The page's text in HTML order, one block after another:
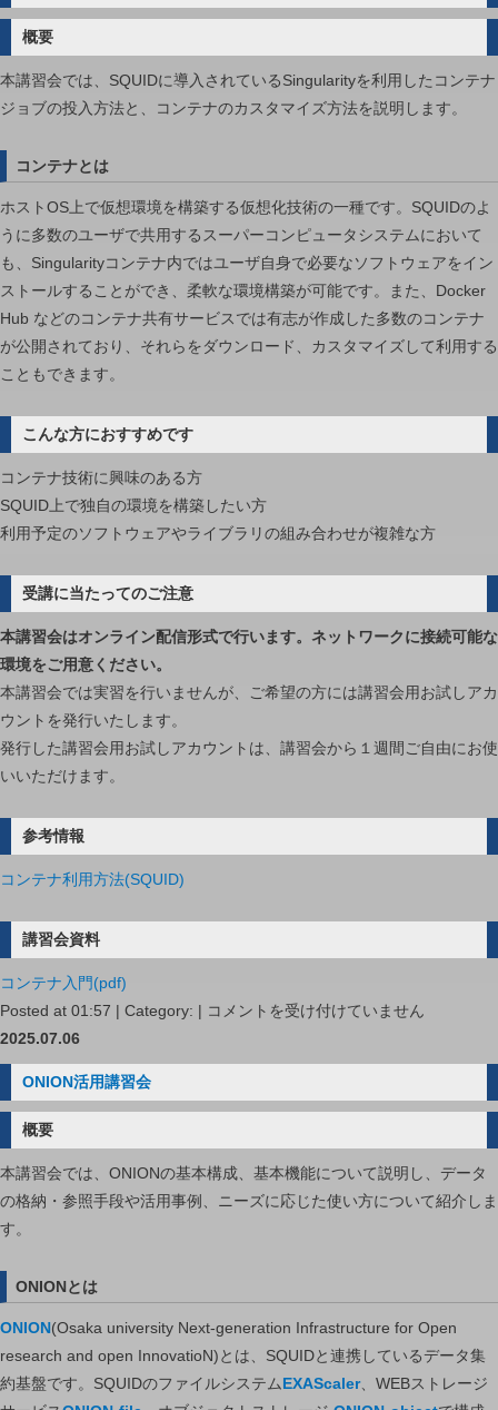
性
能
計
テ
を
用
ハ
ン
オ
−
概要
本講習会では、SQUIDに導入されているSingularityを利用したコンテナ
ジョブの投入方法と、コンテナのカスタマイズ方法を説明します。
コンテナとは
ホストOS上で仮想環境を構築する仮想化技術の一種です。SQUIDのよ
うに多数のユーザで共用するスーパーコンピュータシステムにおいて
も、Singularityコンテナ内ではユーザ自身で必要なソフトウェアをイン
ストールすることができ、柔軟な環境構築が可能です。また、Docker
Hub などのコンテナ共有サービスでは有志が作成した多数のコンテナ
が公開されており、それらをダウンロード、カスタマイズして利用する
こともできます。
こんな方におすすめです
コンテナ技術に興味のある方
SQUID上で独自の環境を構築したい方
利用予定のソフトウェアやライブラリの組み合わせが複雑な方
受講に当たってのご注意
本講習会はオンライン配信形式で行います。ネットワークに接続可能な
環境をご用意ください。
本講習会では実習を行いませんが、ご希望の方には講習会用お試しアカ
ウントを発行いたします。
発行した講習会用お試しアカウントは、講習会から１週間ご自由にお使
いいただけます。
参考情報
コンテナ利用方法(SQUID)
講習会資料
コンテナ入門(pdf)
Posted at 01:57 | Category: | コ
テ
門
は
コメントを受け付けていません
2025.07.06
ONION活用講習会
概要
本講習会では、ONIONの基本構成、基本機能について説明し、データ
の格納・参照手段や活用事例、ニーズに応じた使い方について紹介しま
す。
ONIONとは
ONION(Osaka university Next-generation Infrastructure for Open
research and open InnovatioN)とは、SQUIDと連携しているデータ集
約基盤です。SQUIDのファイルシステムEXAScaler、WEBストレージ